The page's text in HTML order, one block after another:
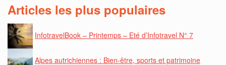
Articles les plus populaires
InfotravelBook – Printemps – Eté d’Infotravel N° 7
Alpes autrichiennes : Bien-être, sports et patrimoine